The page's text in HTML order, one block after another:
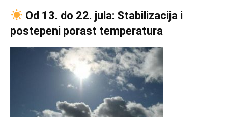
Od 13. do 22. jula: Stabilizacija i
postepeni porast temperatura